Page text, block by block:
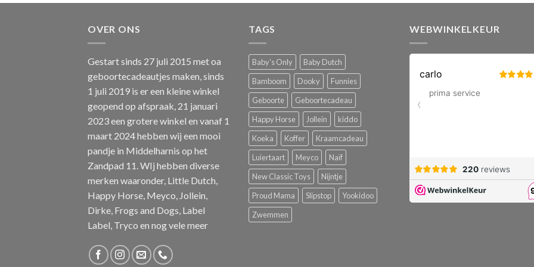
€39,99
tot
OVER ONS
Gestart sinds 27 juli 2015 met oa
geboortecadeautjes maken, sinds
1 juli 2019 is er een kleine winkel
geopend op afspraak, 21 januari
2023 een grotere winkel en vanaf 1
maart 2024 hebben wij een mooi
pandje in Middelharnis op het
Zandpad 11. WIj hebben diverse
merken waaronder, Little Dutch,
Happy Horse, Meyco, Jollein,
Dirke, Frogs and Dogs, Label
Label, Tryco en nog vele meer
TAGS
Baby's Only
Baby Dutch
Bamboom
Dooky
Funnies
Geboorte
Geboortecadeau
Happy Horse
Jollein
kiddo
Koeka
Koffer
Kraamcadeau
Luiertaart
Meyco
Naïf
New Classic Toys
Nijntje
Proud Mama
Slipstop
Yookidoo
Zwemmen
WEBWINKELKEUR